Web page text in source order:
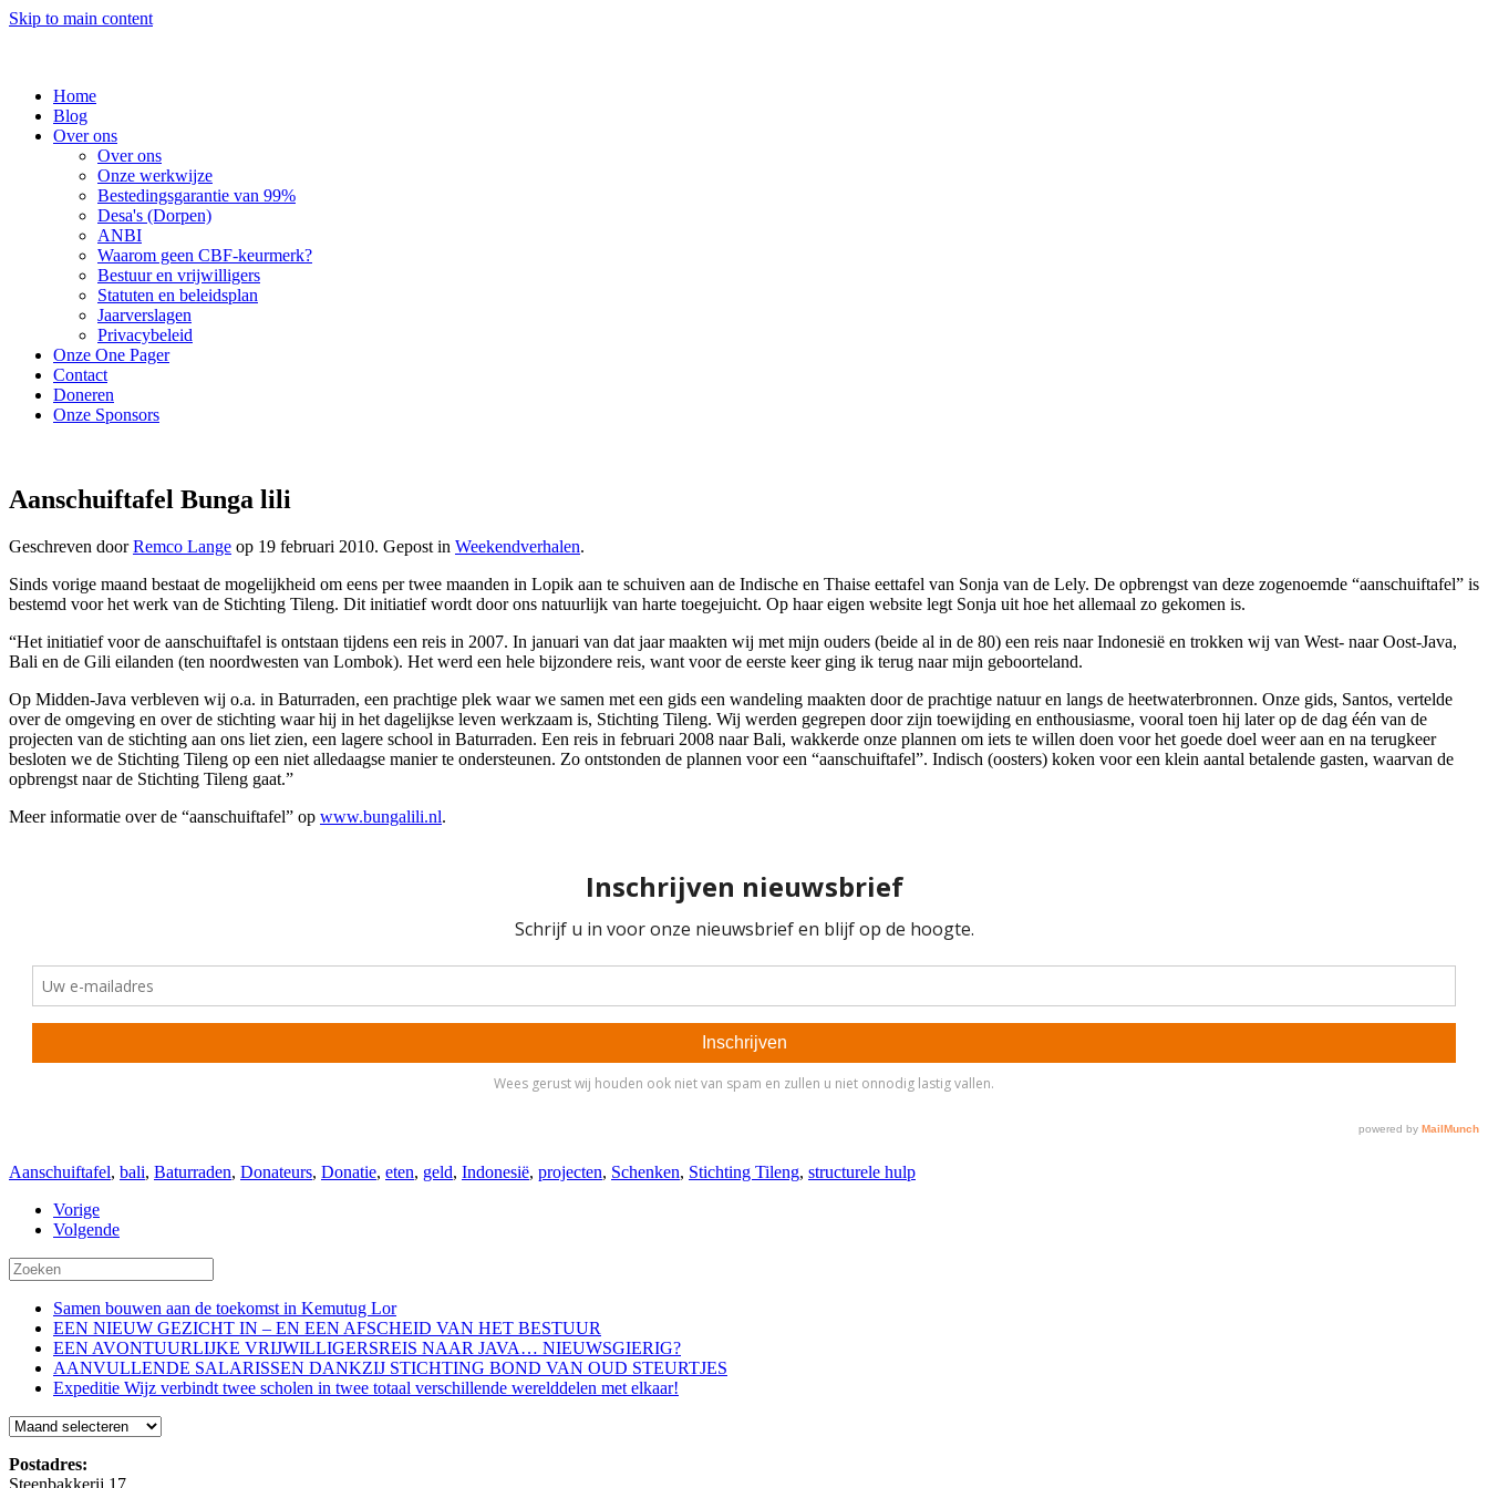
Skip to main content
Home
Blog
Over ons
Over ons
Onze werkwijze
Bestedingsgarantie van 99%
Desa's (Dorpen)
ANBI
Waarom geen CBF-keurmerk?
Bestuur en vrijwilligers
Statuten en beleidsplan
Jaarverslagen
Privacybeleid
Onze One Pager
Contact
Doneren
Onze Sponsors
Aanschuiftafel Bunga lili
Geschreven doorRemco Lange op 19 februari 2010. Gepost in Weekendverhalen.
Sinds vorige maand bestaat de mogelijkheid om eens per twee maanden in Lopik aan te schuiven aan de Indische en Thaise eettafel van Sonja van de Lely. De opbrengst van deze zogenoemde “aanschuiftafel” is
bestemd voor het werk van de Stichting Tileng. Dit initiatief wordt door ons natuurlijk van harte toegejuicht. Op haar eigen website legt Sonja uit hoe het allemaal zo gekomen is.
“Het initiatief voor de aanschuiftafel is ontstaan tijdens een reis in 2007. In januari van dat jaar maakten wij met mijn ouders (beide al in de 80) een reis naar Indonesië en trokken wij van West- naar Oost-Java,
Bali en de Gili eilanden (ten noordwesten van Lombok). Het werd een hele bijzondere reis, want voor de eerste keer ging ik terug naar mijn geboorteland.
Op Midden-Java verbleven wij o.a. in Baturraden, een prachtige plek waar we samen met een gids een wandeling maakten door de prachtige natuur en langs de heetwaterbronnen. Onze gids, Santos, vertelde
over de omgeving en over de stichting waar hij in het dagelijkse leven werkzaam is, Stichting Tileng. Wij werden gegrepen door zijn toewijding en enthousiasme, vooral toen hij later op de dag één van de
projecten van de stichting aan ons liet zien, een lagere school in Baturraden. Een reis in februari 2008 naar Bali, wakkerde onze plannen om iets te willen doen voor het goede doel weer aan en na terugkeer
besloten we de Stichting Tileng op een niet alledaagse manier te ondersteunen. Zo ontstonden de plannen voor een “aanschuiftafel”. Indisch (oosters) koken voor een klein aantal betalende gasten, waarvan de
opbrengst naar de Stichting Tileng gaat.”
Meer informatie over de “aanschuiftafel” op www.bungalili.nl.
Aanschuiftafel, bali, Baturraden, Donateurs, Donatie, eten, geld, Indonesië, projecten, Schenken, Stichting Tileng, structurele hulp
Vorige
Volgende
Samen bouwen aan de toekomst in Kemutug Lor
EEN NIEUW GEZICHT IN – EN EEN AFSCHEID VAN HET BESTUUR
EEN AVONTUURLIJKE VRIJWILLIGERSREIS NAAR JAVA… NIEUWSGIERIG?
AANVULLENDE SALARISSEN DANKZIJ STICHTING BOND VAN OUD STEURTJES
Expeditie Wijz verbindt twee scholen in twee totaal verschillende werelddelen met elkaar!
Blog
Postadres:
Steenbakkerij 17